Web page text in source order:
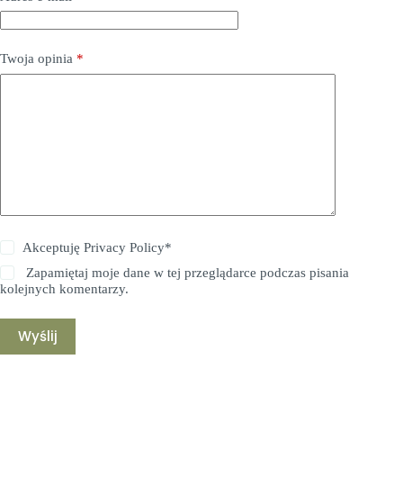
Twoja opinia *
AkceptujęPrivacy Policy*
Zapamiętaj moje dane w tej przeglądarce podczas pisania
kolejnych komentarzy.
Wyślij